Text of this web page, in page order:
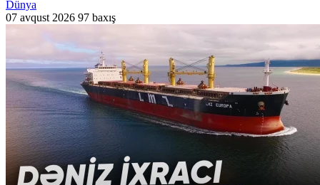
Dünya
07 avqust 2026 97 baxış